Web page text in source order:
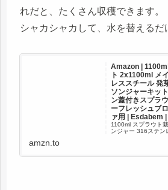
れだと、たくさん収穫できます。
シャカシャカして、水を替えるだ
Amazon |
ト 2x1100ml メ
レススチール 発
ソンジャーキッ
ン蓋付きスプラ
ーフレッシュブ
ァ用 | Esdabem |
1100ml スプラウト
ンジャー 316ステン
amzn.to